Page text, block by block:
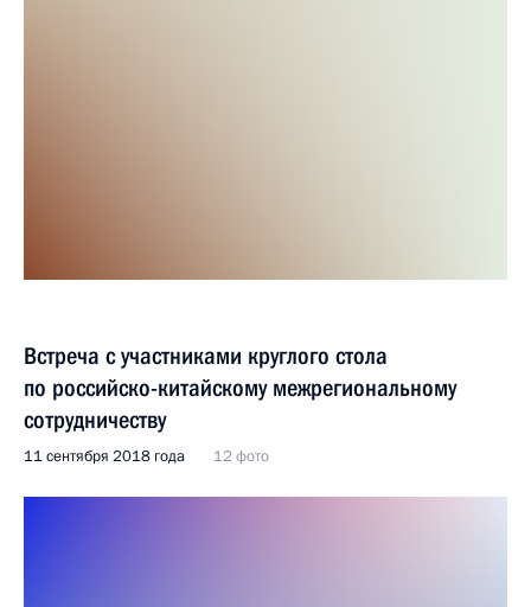
Встреча с участниками круглого стола
по российско-китайскому межрегиональному
сотрудничеству
11 сентября 2018 года 12 фото